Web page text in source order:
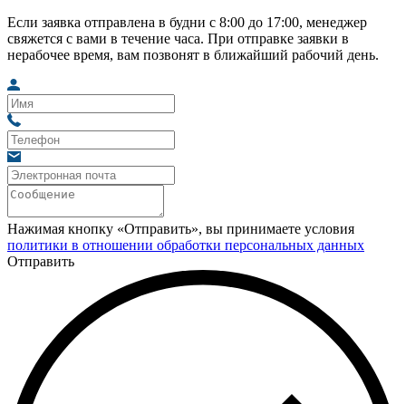
Если заявка отправлена в будни с 8:00 до 17:00, менеджер
свяжется с вами в течение часа. При отправке заявки в
нерабочее время, вам позвонят в ближайший рабочий день.
Нажимая кнопку «Отправить», вы принимаете условия
политики в отношении обработки персональных данных
Отправить